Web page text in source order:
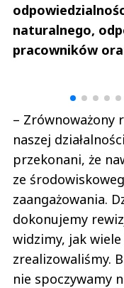
naturalnego,
pracowników
– Zrównoważony
naszej
przekonani, że
ze
zaangażowania.
dokonujemy
widzimy, jak wiele
zrealizowaliśmy.
nie spoczywamy